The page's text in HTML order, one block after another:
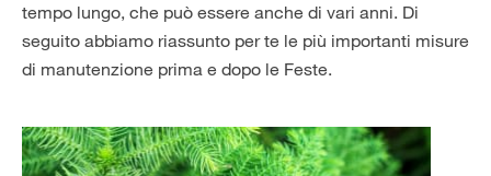
tempo lungo, che può essere anche di vari anni. Di
seguito abbiamo riassunto per te le più importanti misure
di manutenzione prima e dopo le Feste.